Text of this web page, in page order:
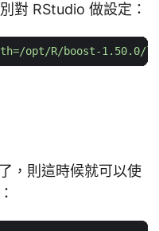
對 RStudio 做設定：
opt/R/boost-1.50.0/
，則這時候就可以使